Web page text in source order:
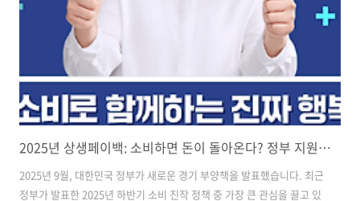
다.특히 냉장고, 세탁기, 에어컨, TV는 전기 먹는 하마로 꼽힙니다.고효
율 에너지 ..
2025년 상생페이백: 소비하면 돈이 돌아온다? 정부 지원금 총정리
2025년 9월, 대한민국 정부가 새로운 경기 부양책을 발표했습니다. 최근
정부가 발표한 2025년 하반기 소비 진작 정책 중 가장 큰 관심을 끌고 있